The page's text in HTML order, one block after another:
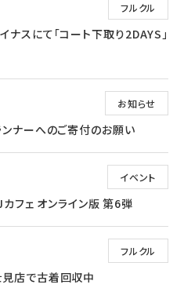
フルクル
ナスにて「コート下取り2DAYS」
お知らせ
ナーへのご寄付のお願い
イベント
フェ オンライン版 第6弾
フルクル
見店で古着回収中